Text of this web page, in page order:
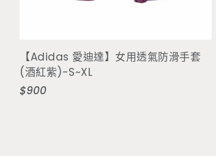
選擇選項
【Adidas 愛迪達】女用透氣防滑手套
(酒紅紫)-S~XL
定
$900